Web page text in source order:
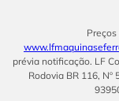
prévia notificação. LF
Rodovia BR 116, Nº